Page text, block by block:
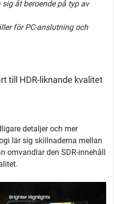
åt beroende på typ av
för PC-anslutning och
till HDR-liknande kvalitet
detaljer och mer
lär sig skillnaderna mellan
omvandlar den SDR-innehåll